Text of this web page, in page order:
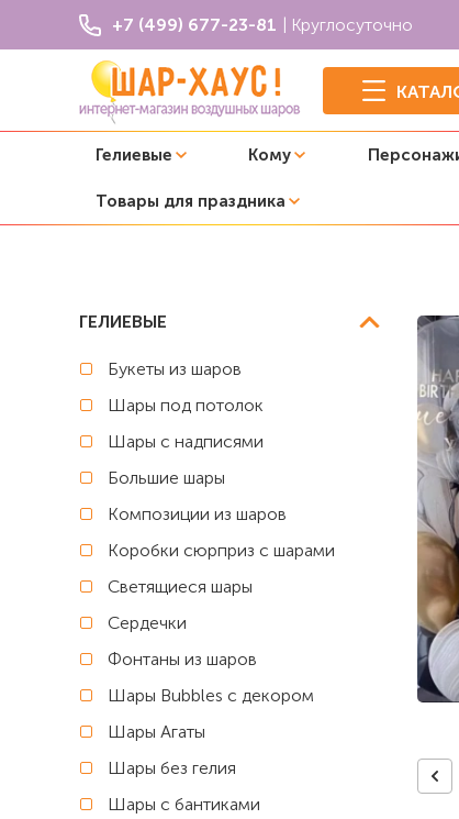
+7 (499) 677-23-81 | Круглосуточно
Гелиевые Кому
Товары для праздника
C цифрой
ГЕЛИЕВЫЕ
Букеты из шаров
Шары под потолок
Шары с надписями
Большие шары
Композиции из шаров
Коробки сюрприз с шарами
Светящиеся шары
Сердечки
Фонтаны из шаров
Шары Bubbles с декором
Шары Агаты
Шары без гелия
Шары с бантиками